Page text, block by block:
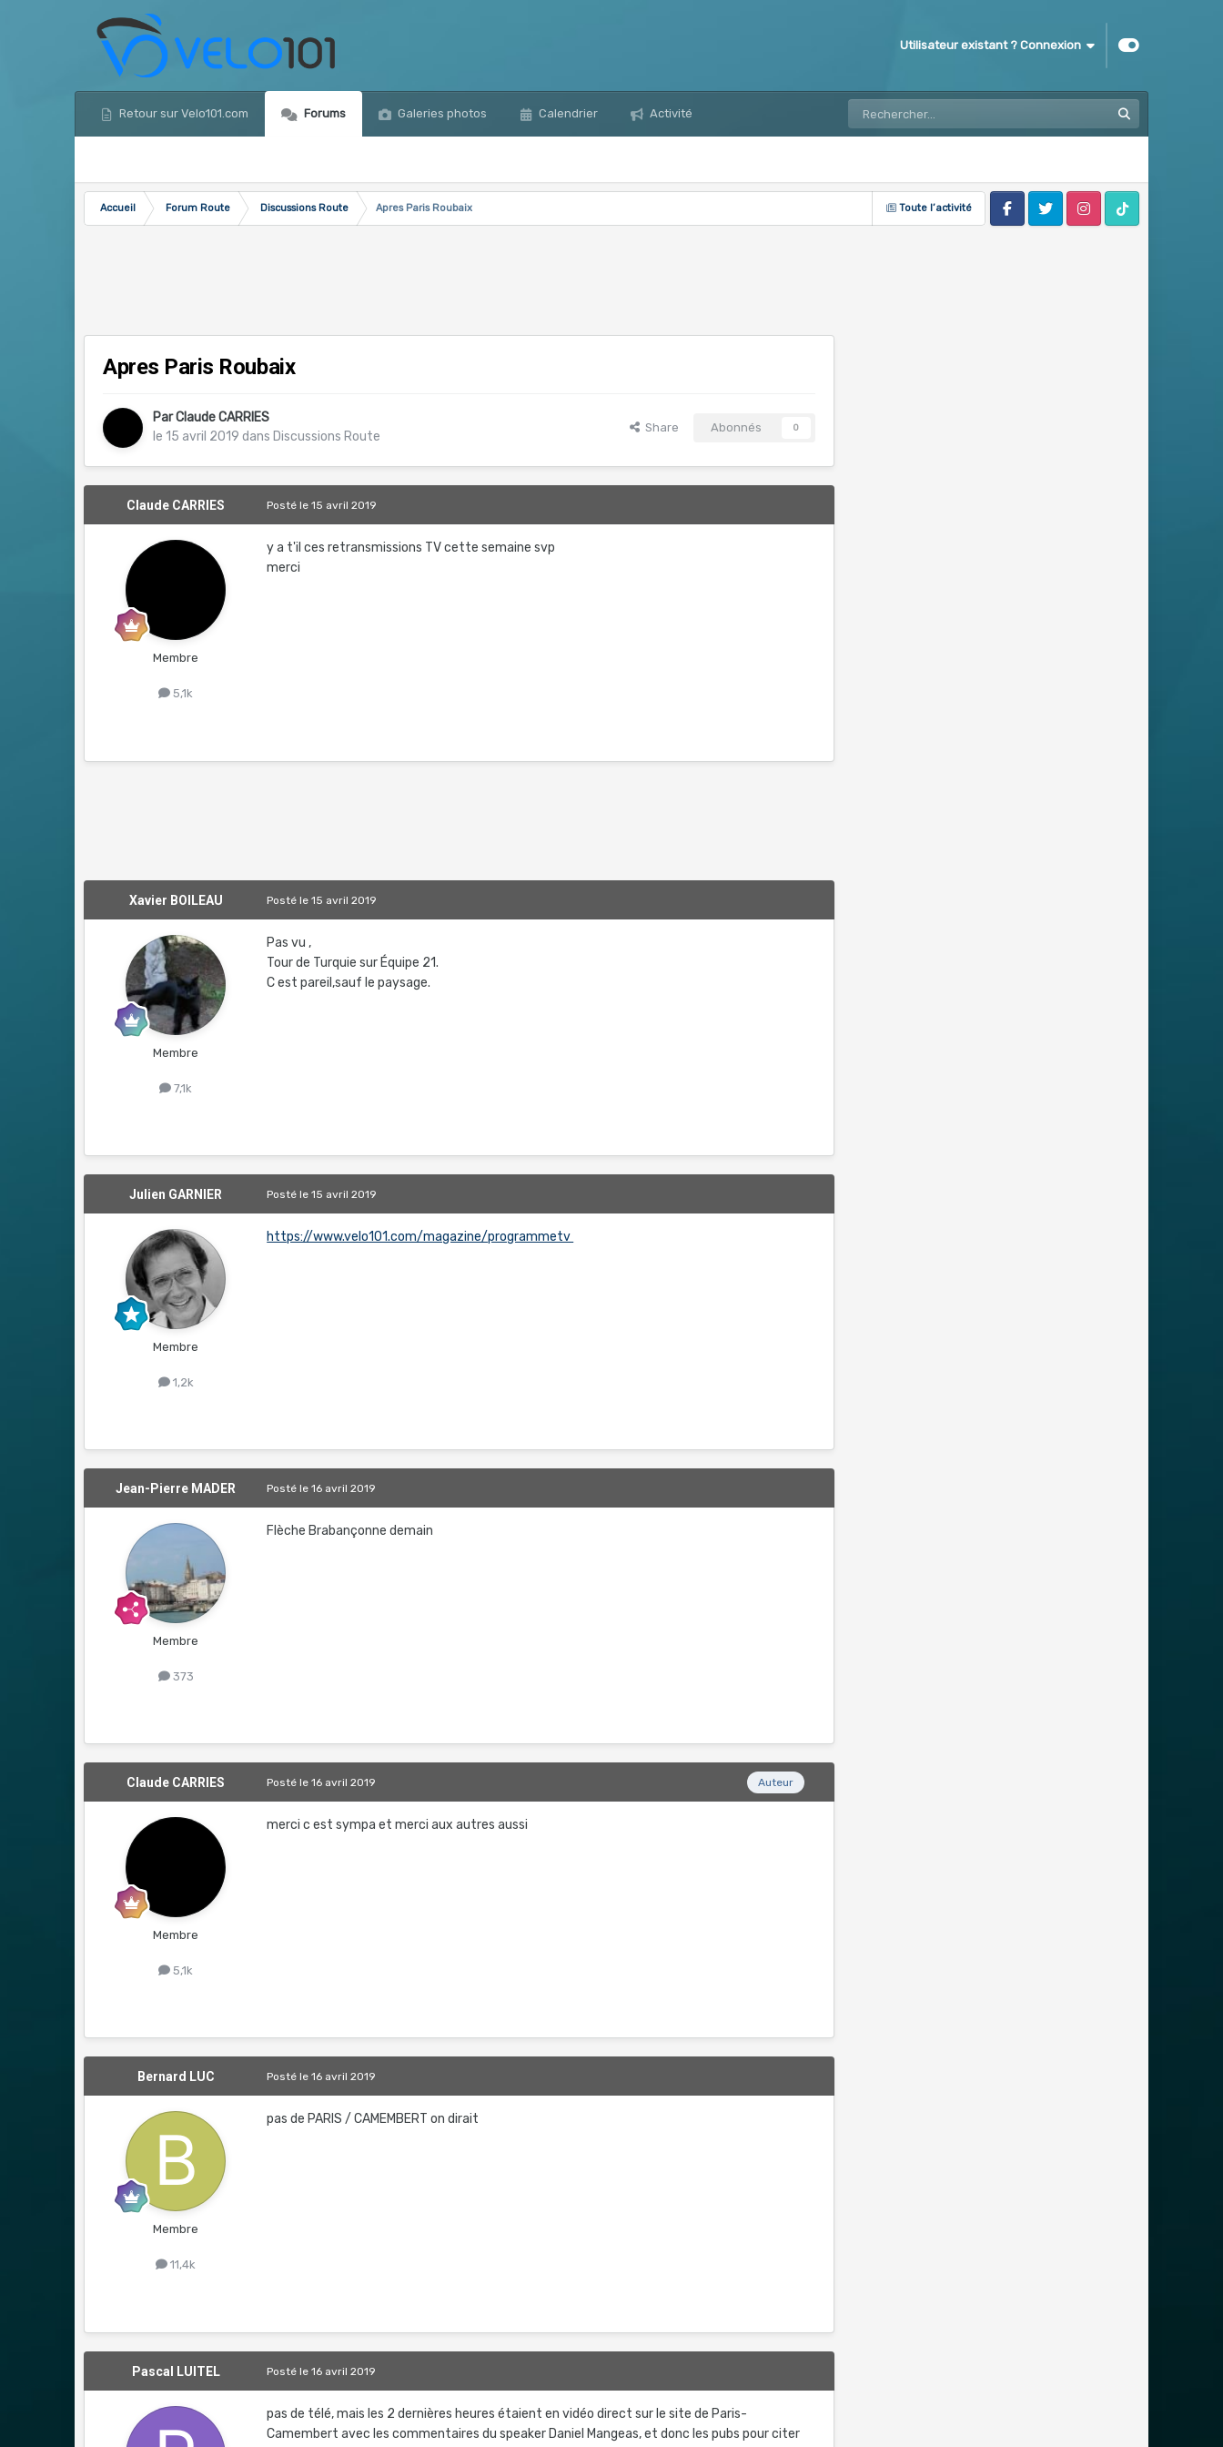
Utilisateur existant ? Connexion
Retour sur Velo101.com Forums Galeries photos Calendrier Activité
Toute l’activité
Accueil Forum Route Discussions Route
Apres Paris Roubaix
FacebookTwitter InstagramTik Tok
Apres Paris Roubaix
ParClaude CARRIES
le 15 avril 2019 dans Discussions Route
Share Abonnés 0
Claude CARRIES
Membre
5,1k
Postéle 15 avril 2019
y a t'il ces retransmissions TV cette semaine svp
merci
Xavier BOILEAU
Membre
7,1k
Postéle 15 avril 2019
Pas vu ,
Tour de Turquie sur Équipe 21.
C est pareil,sauf le paysage.
Julien GARNIER
Membre
1,2k
Postéle 15 avril 2019
https://www.velo101.com/magazine/programmetv
Jean-Pierre MADER
Membre
373
Postéle 16 avril 2019
Flèche Brabançonne demain
Claude CARRIES
Membre
5,1k
Auteur
Postéle 16 avril 2019
merci c est sympa et merci aux autres aussi
Bernard LUC
Membre
11,4k
Postéle 16 avril 2019
pas de PARIS / CAMEMBERT on dirait
Pascal LUITEL Postéle 16 avril 2019
pas de télé, mais les 2 dernières heures étaient en vidéo direct sur le site de Paris-
Camembert avec les commentaires du speaker Daniel Mangeas, et donc les pubs pour citer